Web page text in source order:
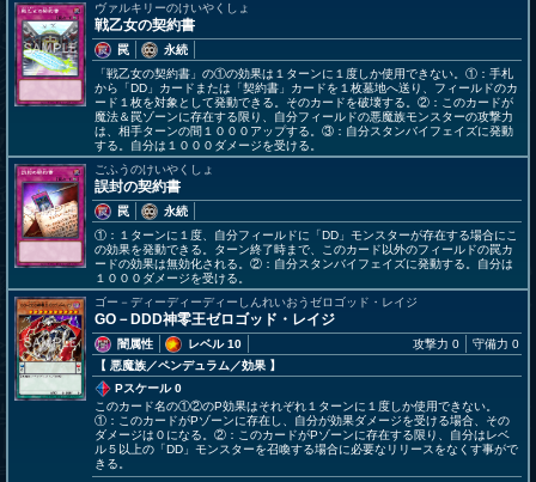
ヴァルキリーのけいやくしょ
戦乙女の契約書
罠
永続
「戦乙女の契約書」の①の効果は１ターンに１度しか使用できない。①：手札
から「DD」カードまたは「契約書」カードを１枚墓地へ送り、フィールドのカ
ード１枚を対象として発動できる。そのカードを破壊する。②：このカードが
魔法＆罠ゾーンに存在する限り、自分フィールドの悪魔族モンスターの攻撃力
は、相手ターンの間１０００アップする。③：自分スタンバイフェイズに発動
する。自分は１０００ダメージを受ける。
ごふうのけいやくしょ
誤封の契約書
罠
永続
①：１ターンに１度、自分フィールドに「DD」モンスターが存在する場合にこ
の効果を発動できる。ターン終了時まで、このカード以外のフィールドの罠カ
ードの効果は無効化される。②：自分スタンバイフェイズに発動する。自分は
１０００ダメージを受ける。
ゴー－ディーディーディーしんれいおうゼロゴッド・レイジ
GO－DDD神零王ゼロゴッド・レイジ
闇属性
レベル 10
【 悪魔族／ペンデュラム／効果 】
攻撃力 0 守備力 0
Pスケール 0
このカード名の①②のP効果はそれぞれ１ターンに１度しか使用できない。
①：このカードがPゾーンに存在し、自分が効果ダメージを受ける場合、その
ダメージは０になる。②：このカードがPゾーンに存在する限り、自分はレベ
ル５以上の「DD」モンスターを召喚する場合に必要なリリースをなくす事がで
きる。